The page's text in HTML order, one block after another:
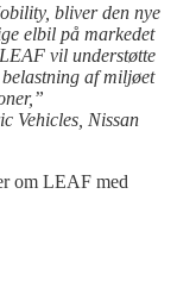
bliver den nye
elbil på markedet
vil understøtte
af miljøet
Vehicles, Nissan
om LEAF med